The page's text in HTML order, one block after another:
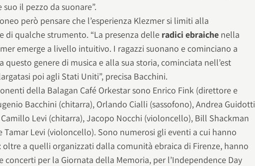
il pezzo da suonare”.
però pensare che l’esperienza Klezmer si limiti alla
di qualche strumento. “La presenza delle radici ebraiche nella
emerge a livello intuitivo. I ragazzi suonano e cominciano a
questo genere di musica e alla sua storia, cominciata nell’est
poi agli Stati Uniti”, precisa Bacchini.
della Balagan Café Orkestar sono Enrico Fink (direttore e
Bacchini (chitarra), Orlando Cialli (sassofono), Andrea Guidotti
Levi (chitarra), Jacopo Nocchi (violoncello), Bill Shackman
Tamar Levi (violoncello). Sono numerosi gli eventi a cui hanno
oltre a quelli organizzati dalla comunità ebraica di Firenze, hanno
concerti per la Giornata della Memoria, per l’Independence Day